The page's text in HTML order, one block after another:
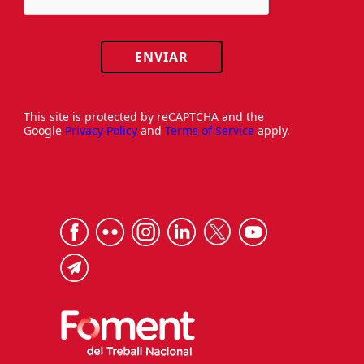
ENVIAR
This site is protected by reCAPTCHA and the
Google Privacy Policy and Terms of Service apply.